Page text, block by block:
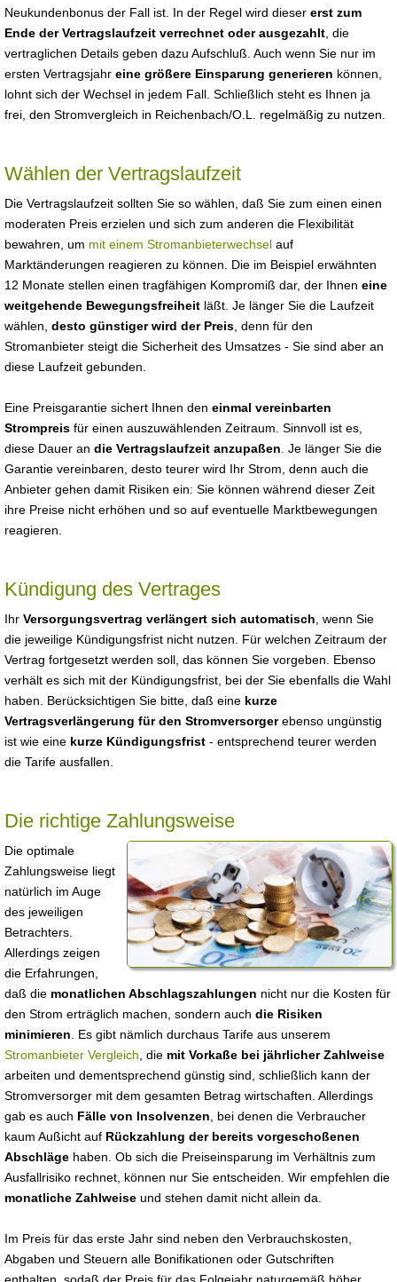
Neukundenbonus der Fall ist. In der Regel wird dieser erst zum
Ende der Vertragslaufzeit verrechnet oder ausgezahlt , die
vertraglichen Details geben dazu Aufschluß. Auch wenn Sie nur im
ersten Vertragsjahr eine größere Einsparung generieren können,
lohnt sich der Wechsel in jedem Fall. Schließlich steht es Ihnen ja
frei, den Stromvergleich in Reichenbach/O.L. regelmäßig zu nutzen.
Wählen der Vertragslaufzeit
Die Vertragslaufzeit sollten Sie so wählen, daß Sie zum einen einen
moderaten Preis erzielen und sich zum anderen die Flexibilität
bewahren, um mit einem Stromanbieterwechsel auf
Marktänderungen reagieren zu können. Die im Beispiel erwähnten
12 Monate stellen einen tragfähigen Kompromiß dar, der Ihnen eine
weitgehende Bewegungsfreiheit läßt. Je länger Sie die Laufzeit
wählen, desto günstiger wird der Preis , denn für den
Stromanbieter steigt die Sicherheit des Umsatzes - Sie sind aber an
diese Laufzeit gebunden.
Eine Preisgarantie sichert Ihnen den einmal vereinbarten
Strompreis für einen auszuwählenden Zeitraum. Sinnvoll ist es,
diese Dauer an die Vertragslaufzeit anzupaßen . Je länger Sie die
Garantie vereinbaren, desto teurer wird Ihr Strom, denn auch die
Anbieter gehen damit Risiken ein: Sie können während dieser Zeit
ihre Preise nicht erhöhen und so auf eventuelle Marktbewegungen
reagieren.
Kündigung des Vertrages
Ihr Versorgungsvertrag verlängert sich automatisch , wenn Sie
die jeweilige Kündigungsfrist nicht nutzen. Für welchen Zeitraum der
Vertrag fortgesetzt werden soll, das können Sie vorgeben. Ebenso
verhält es sich mit der Kündigungsfrist, bei der Sie ebenfalls die Wahl
haben. Berücksichtigen Sie bitte, daß eine kurze
Vertragsverlängerung für den Stromversorgerebenso ungünstig
ist wie eine kurze Kündigungsfrist - entsprechend teurer werden
die Tarife ausfallen.
Die richtige Zahlungsweise
Die optimale
Zahlungsweise liegt
natürlich im Auge
des jeweiligen
Betrachters.
Allerdings zeigen
die Erfahrungen,
daß die monatlichen Abschlagszahlungen nicht nur die Kosten für
den Strom erträglich machen, sondern auch die Risiken
minimieren . Es gibt nämlich durchaus Tarife aus unserem
Stromanbieter Vergleich , die mit Vorkaße bei jährlicher Zahlweise
arbeiten und dementsprechend günstig sind, schließlich kann der
Stromversorger mit dem gesamten Betrag wirtschaften. Allerdings
gab es auch Fälle von Insolvenzen , bei denen die Verbraucher
kaum Außicht auf Rückzahlung der bereits vorgeschoßenen
Abschläge haben. Ob sich die Preiseinsparung im Verhältnis zum
Ausfallrisiko rechnet, können nur Sie entscheiden. Wir empfehlen die
monatliche Zahlweise und stehen damit nicht allein da.
Im Preis für das erste Jahr sind neben den Verbrauchskosten,
Abgaben und Steuern alle Bonifikationen oder Gutschriften